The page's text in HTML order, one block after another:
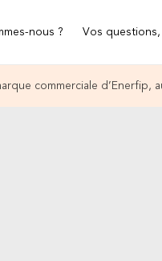
nous ? Vos
commerciale